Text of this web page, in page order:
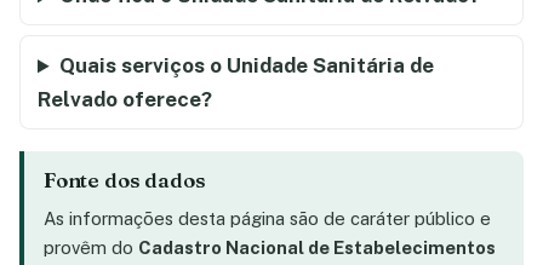
Quais serviços o Unidade Sanitária de
Relvado oferece?
Fonte dos dados
As informações desta página são de caráter público e
provêm do Cadastro Nacional de Estabelecimentos